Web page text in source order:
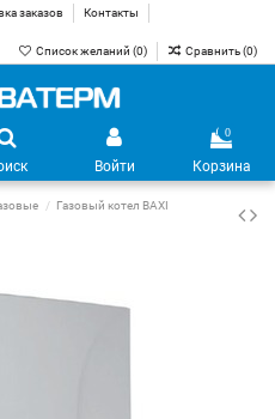
заказов
Контакты
Список желаний (0) Сравнить (0)
Войти
0
Корзина
Газовый котел BAXI